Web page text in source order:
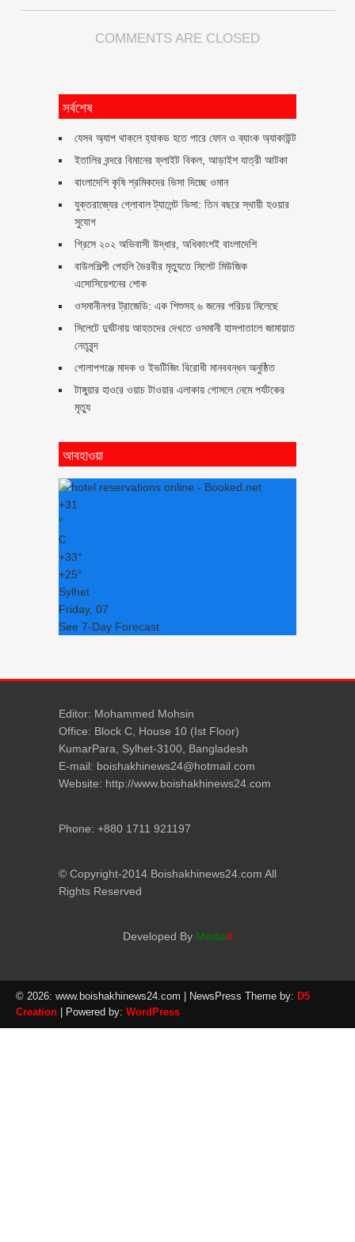
COMMENTS ARE CLOSED
সর্বশেষ
যেসব অ্যাপ থাকলে হ্যাকড হতে পারে ফোন ও ব্যাংক অ্যাকাউন্ট
ইতালির বন্দরে বিমানের ফ্লাইট বিকল, আড়াইশ যাত্রী আটকা
বাংলাদেশি কৃষি শ্রমিকদের ভিসা দিচ্ছে ওমান
যুক্তরাজ্যের গ্লোবাল ট্যালেন্ট ভিসা: তিন বছরে স্থায়ী হওয়ার
সুযোগ
গ্রিসে ২০২ অভিবাসী উদ্ধার, অধিকাংশই বাংলাদেশি
বাউলশিল্পী পেহলি ভৈরবীর মৃত্যুতে সিলেট মিউজিক
এসোসিয়েশনের শোক
ওসমানীনগর ট্রাজেডি: এক শিশুসহ ৬ জনের পরিচয় মিলেছে
সিলেটে দুর্ঘটনায় আহতদের দেখতে ওসমানী হাসপাতালে জামায়াত
নেতৃবৃন্দ
গোলাপগঞ্জে মাদক ও ইভটিজিং বিরোধী মানববন্ধন অনুষ্ঠিত
টাঙ্গুয়ার হাওরে ওয়াচ টাওয়ার এলাকায় গোসলে নেমে পর্যটকের
মৃত্যু
আবহাওয়া
+31
°
C
+33°
+25°
Sylhet
Friday, 07
See 7-Day Forecast
Editor: Mohammed Mohsin
Office: Block C, House 10 (Ist Floor)
KumarPara, Sylhet-3100, Bangladesh
E-mail: boishakhinews24@hotmail.com
Website: http://www.boishakhinews24.com
Phone: +880 1711 921197
© Copyright-2014 Boishakhinews24.com All
Rights Reserved
Developed By Mediait
© 2026: www.boishakhinews24.com | NewsPress Theme by: D5
Creation | Powered by: WordPress